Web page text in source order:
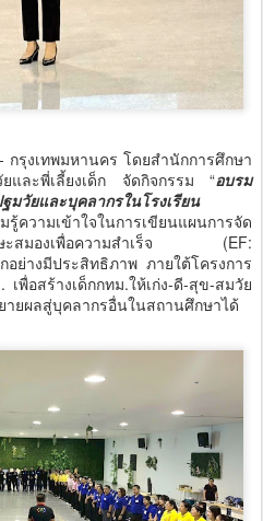
กรุงเทพมหานคร โดยสำนักการศึกษา
ยและพี่เลี้ยงเด็ก จัดกิจกรรม “อบรม
มวัยและบุคลากรในโรงเรียน
วามเข้าใจในการเขียนแผนการจัด
ษะสมองเพื่อความสำเร็จ (EF:
อย่างมีประสิทธิภาพ ภายใต้โครงการ
อสร้างเด็กกทม.ให้เก่ง-ดี-สุข-สมวัย
ยผลสู่บุคลากรอื่นในสถานศึกษาได้